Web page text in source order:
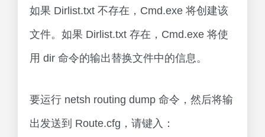
如果 Dirlist.txt 不存在，Cmd.exe 将创建该
文件。如果 Dirlist.txt 存在，Cmd.exe 将使
用 dir 命令的输出替换文件中的信息。
要运行 netsh routing dump 命令，然后将输
出发送到 Route.cfg，请键入：